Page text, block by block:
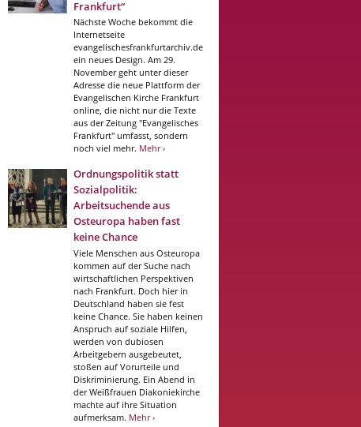
Frankfurt“
Nächste Woche bekommt die
Internetseite
evangelischesfrankfurtarchiv.de
ein neues Design. Am 29.
November geht unter dieser
Adresse die neue Plattform der
Evangelischen Kirche Frankfurt
online, die nicht nur die Texte
aus der Zeitung "Evangelisches
Frankfurt" umfasst, sondern
noch viel mehr. Mehr ›
Ordnungspolitik statt
Sozialpolitik:
Arbeitsuchende aus
Osteuropa haben fast
keine Chance
Viele Menschen aus Osteuropa
kommen auf der Suche nach
wirtschaftlichen Perspektiven
nach Frankfurt. Doch hier in
Deutschland haben sie fest
keine Chance. Sie haben keinen
Anspruch auf soziale Hilfen,
werden von dubiosen
Arbeitgebern ausgebeutet,
stoßen auf Vorurteile und
Diskriminierung. Ein Abend in
der Weißfrauen Diakoniekirche
machte auf ihre Situation
aufmerksam. Mehr ›